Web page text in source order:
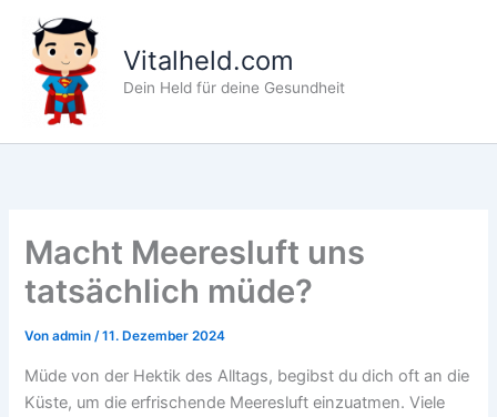
Inhalt
springen
Vitalheld.com
Dein Held für deine Gesundheit
Macht Meeresluft uns
tatsächlich müde?
Vonadmin/11. Dezember 2024
Müde von der Hektik des Alltags, begibst du dich oft an die
Küste, um die erfrischende Meeresluft einzuatmen. Viele